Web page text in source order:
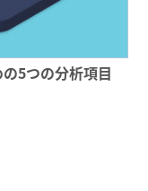
5つの分析項目